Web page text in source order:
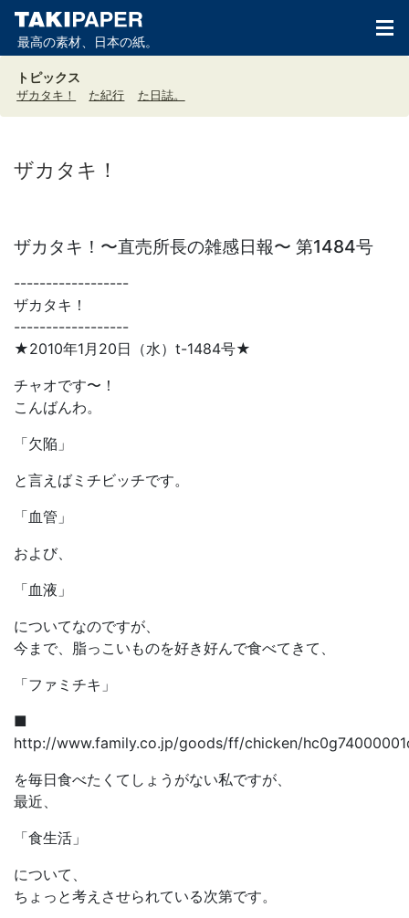
最高の素材、日本の紙。
トピックス
ザカタキ！ た紀行 た日誌。
ザカタキ！
ザカタキ！〜直売所長の雑感日報〜 第1484号
------------------
ザカタキ！
------------------
★2010年1月20日（水）t-1484号★
チャオです〜！
こんばんわ。
「欠陥」
と言えばミチビッチです。
「血管」
および、
「血液」
についてなのですが、
今まで、脂っこいものを好き好んで食べてきて、
「ファミチキ」
■
http://www.family.co.jp/goods/ff/chicken/
を毎日食べたくてしょうがない私ですが、
最近、
「食生活」
について、
ちょっと考えさせられている次第です。